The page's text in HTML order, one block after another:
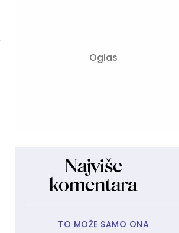
Najviše
komentara
TO MOŽE SAMO ONA